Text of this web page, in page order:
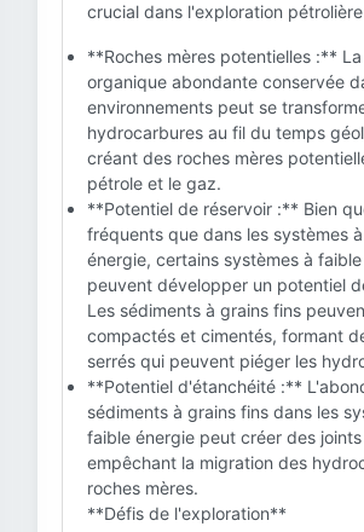
crucial dans l'exploration
**Roches mères potentielles :**
organique abondante conservée
environnements peut se
hydrocarbures au fil du temps
créant des roches mères
pétrole et le gaz.
**Potentiel de réservoir :** Bien
fréquents que dans les systèmes
énergie, certains systèmes à
peuvent développer un potentiel
Les sédiments à grains fins
compactés et cimentés, formant
serrés qui peuvent piéger les
**Potentiel d'étanchéité :**
sédiments à grains fins dans les
faible énergie peut créer des
empêchant la migration des
roches mères.
**Défis de l'exploration**